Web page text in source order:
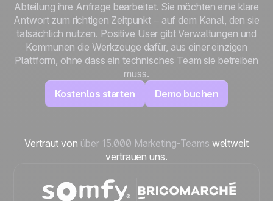
Abteilung ihre Anfrage bearbeitet. Sie möchten eine klare
Antwort zum richtigen Zeitpunkt – auf dem Kanal, den sie
tatsächlich nutzen. Positive User gibt Verwaltungen und
Kommunen die Werkzeuge dafür, aus einer einzigen
Plattform, ohne dass ein technisches Team sie betreiben
muss.
Kostenlos starten
Demo buchen
Vertraut von über 15.000 Marketing-Teams weltweit
vertrauen uns.